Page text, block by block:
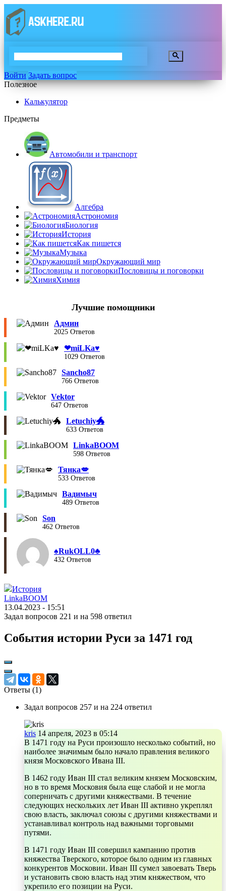
Войти Задать вопрос
Полезное
Калькулятор
Предметы
Автомобили и транспорт
Алгебра
Астрономия
Биология
История
Как пишется
Музыка
Окружающий мир
Пословицы и поговорки
Химия
Лучшие помощники
Админ
2025 Ответов
❤︎miLKa♥︎
1029 Ответов
Sancho87
766 Ответов
Vektor
647 Ответов
Letuchiy🐲
633 Ответов
LinkaBOOM
598 Ответов
Тянка💋
533 Ответов
Вадимыч
489 Ответов
Son
462 Ответов
♠︎RukOLL0♣︎
432 Ответов
История
LinkaBOOM
13.04.2023 - 15:51
Задал вопросов 221 и на 598 ответил
События истории Руси за 1471 год
Ответы (1)
Задал вопросов 257 и на 224 ответил
kris 14 апреля, 2023 в 05:14
В 1471 году на Руси произошло несколько событий, но
наиболее значимым было начало правления великого
князя Московского Ивана III.
В 1462 году Иван III стал великим князем Московским,
но в то время Московия была еще слабой и не могла
соперничать с другими княжествами. В течение
следующих нескольких лет Иван III активно укреплял
свою власть, заключал союзы с другими княжествами и
устанавливал контроль над важными торговыми
путями.
В 1471 году Иван III совершил кампанию против
княжества Тверского, которое было одним из главных
конкурентов Московии. Иван III сумел завоевать Тверь
и установить свою власть над этим княжеством, что
укрепило его позиции на Руси.